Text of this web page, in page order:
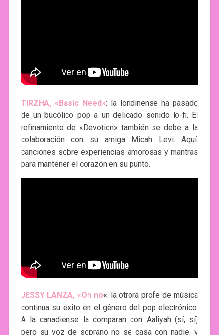
TIRZHA, «Basic Need»: la londinense ha pasado
de un bucólico pop a un delicado sonido lo-fi. El
refinamiento de «Devotion» también se debe a la
colaboración con su amiga Micah Levi. Aquí,
canciones sobre experiencias amorosas y mantras
para mantener el corazón en su punto.
JESSY LANZA, «Oh no«: la otrora profe de música
continúa su éxito en el género del pop electrónico.
A la canadiense la comparan con Aaliyah (sí, sí)
pero su voz de soprano no se casa con nadie, y